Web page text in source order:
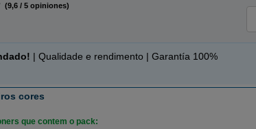
(9,6 / 5 opiniones)
| Qualidade e rendimento | Garantía 100%
cores
que contem o pack: